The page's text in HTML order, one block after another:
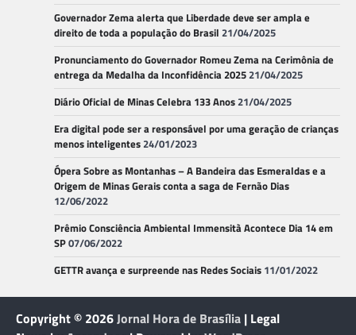
Governador Zema alerta que Liberdade deve ser ampla e
direito de toda a população do Brasil 21/04/2025
Pronunciamento do Governador Romeu Zema na Cerimônia de
entrega da Medalha da Inconfidência 202521/04/2025
Diário Oficial de Minas Celebra 133 Anos21/04/2025
Era digital pode ser a responsável por uma geração de crianças
menos inteligentes24/01/2023
Ópera Sobre as Montanhas – A Bandeira das Esmeraldas e a
Origem de Minas Gerais conta a saga de Fernão Dias
12/06/2022
Prêmio Consciência Ambiental Immensità Acontece Dia 14 em
SP07/06/2022
GETTR avança e surpreende nas Redes Sociais 11/01/2022
Copyright © 2026Jornal Hora de Brasília | Legal